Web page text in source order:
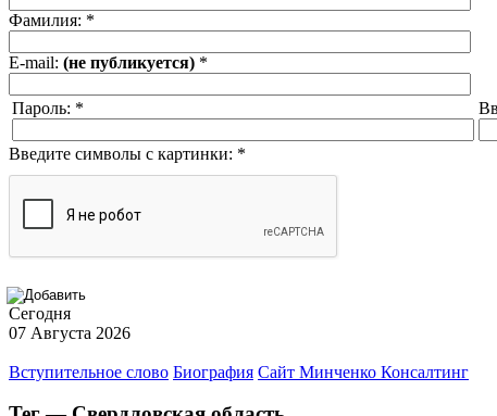
Фамилия: *
E-mail: (не публикуется) *
Пароль: *
Введите символы с картинки: *
Сегодня
07 Августа 2026
Вступительное слово Биография Сайт Минченко Консалтинг